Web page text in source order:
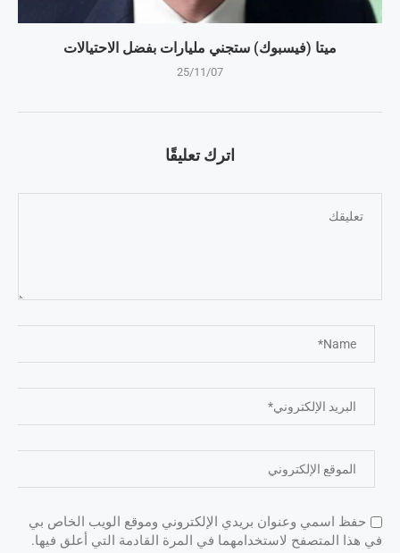
ميتا (فيسبوك) ستجني مليارات بفضل الاحتيالات
25/11/07
اترك تعليقًا
حفظ اسمي وعنوان بريدي الإلكتروني وموقع الويب الخاص بي
في هذا المتصفح لاستخدامهما في المرة القادمة التي أعلق فيها.